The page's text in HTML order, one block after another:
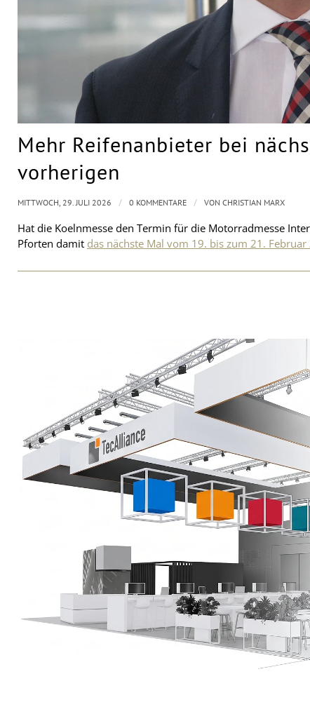
Mehr Reifenanbieter bei
vorherigen
Hat die Koelnmesse den Termin für die Motorradmesse
Pforten damit das nächste Mal vom 19. bis zum 21. Februar
MITTWOCH, 29. JULI 2026 / 0 KOMMENTARE / VON CHRISTIAN MARX